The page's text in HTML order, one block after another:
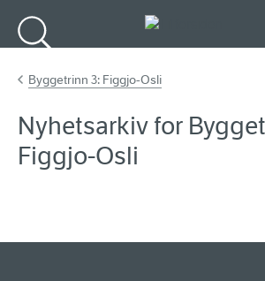
Byggetrinn 3: Figgjo-Osli
Nyhetsarkiv for
Figgjo-Osli